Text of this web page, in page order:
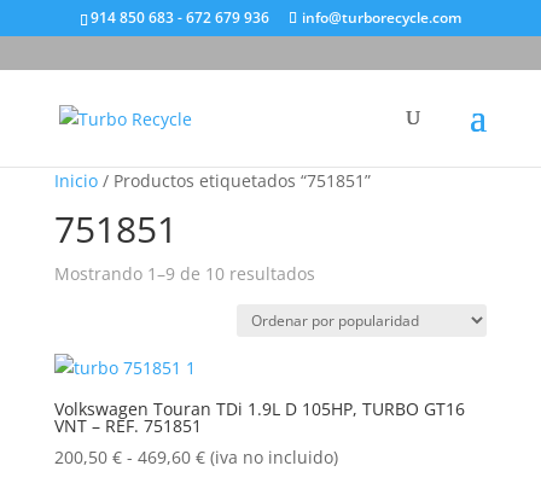
914 850 683 - 672 679 936 info@turborecycle.com
Inicio/ Productos etiquetados “751851”
751851
Mostrando 1–9 de 10 resultadosOrdenado
popularidad
Volkswagen Touran TDi 1.9L D 105HP, TURBO GT16
VNT – REF. 751851
200,50 € - 469,60 €Rango
(iva no incluido)